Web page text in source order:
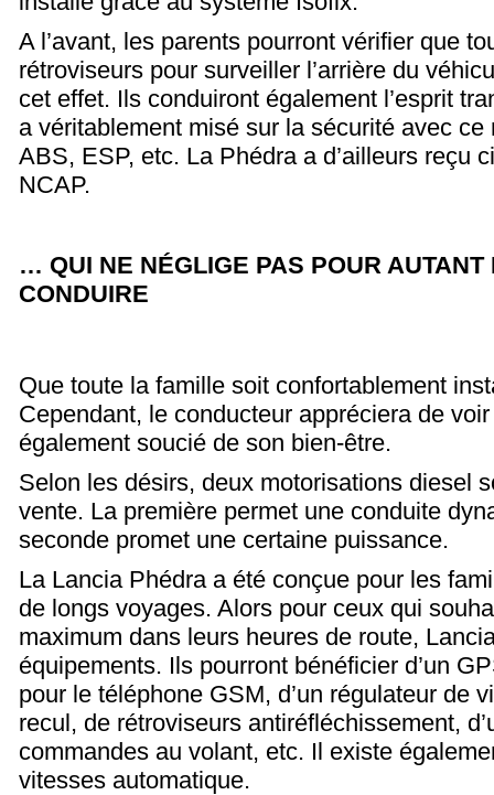
A l’avant, les parents pourront vérifier que
rétroviseurs pour surveiller l’arrière du
cet effet. Ils conduiront également l’esprit
a véritablement misé sur la sécurité avec ce
ABS, ESP, etc. La Phédra a d’ailleurs reçu
NCAP.
… QUI NE NÉGLIGE PAS POUR AUTANT
CONDUIRE
Que toute la famille soit confortablement
Cependant, le conducteur appréciera de voir
également soucié de son bien-être.
Selon les désirs, deux motorisations diesel
vente. La première permet une conduite
seconde promet une certaine puissance.
La Lancia Phédra a été conçue pour les
de longs voyages. Alors pour ceux qui
maximum dans leurs heures de route,
équipements. Ils pourront bénéficier d’un
pour le téléphone GSM, d’un régulateur de
recul, de rétroviseurs antiréfléchissement,
commandes au volant, etc. Il existe
vitesses automatique.